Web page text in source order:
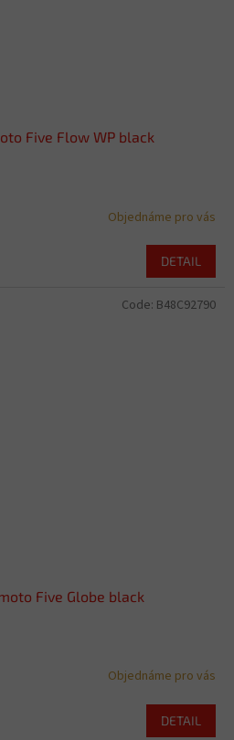
Five Flow WP black
Objednáme pro vás
DETAIL
Five Globe black
Objednáme pro vás
DETAIL
Code: B48C92790